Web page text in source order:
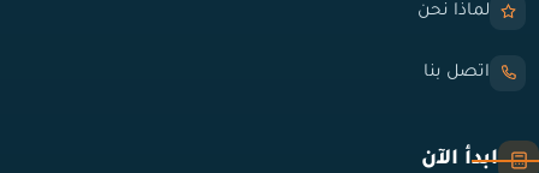
لماذا نحن
اتصل بنا
ابدأ الآن